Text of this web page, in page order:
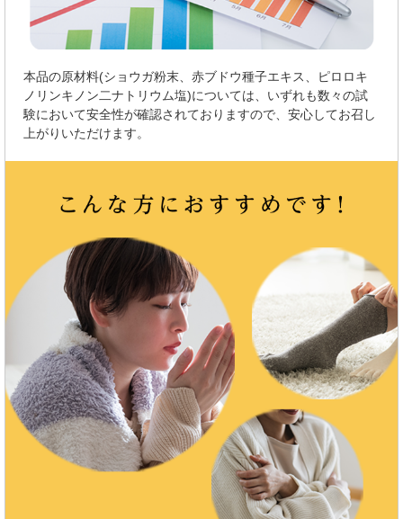
本品の原材料(ショウガ粉末、赤ブドウ種子エキス、ピロロキ
ノリンキノン二ナトリウム塩)については、いずれも数々の試
験において安全性が確認されておりますので、安心してお召し
上がりいただけます。